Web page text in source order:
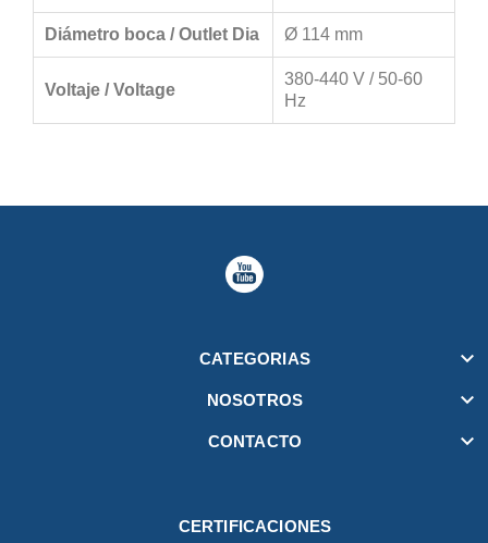
Diámetro boca / Outlet Dia Ø 114 mm
Voltaje / Voltage
380-440 V / 50-60
Hz
CATEGORIAS 
NOSOTROS 
CONTACTO 
CERTIFICACIONES